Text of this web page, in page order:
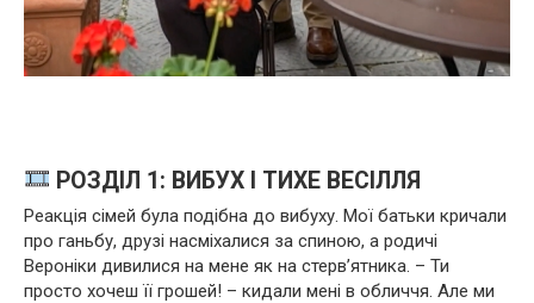
РОЗДІЛ 1: ВИБУХ І ТИХЕ ВЕСІЛЛЯ
Реакція сімей була подібна до вибуху. Мої батьки кричали
про ганьбу, друзі насміхалися за спиною, а родичі
Вероніки дивилися на мене як на стерв’ятника. – Ти
просто хочеш її грошей! – кидали мені в обличчя. Але ми